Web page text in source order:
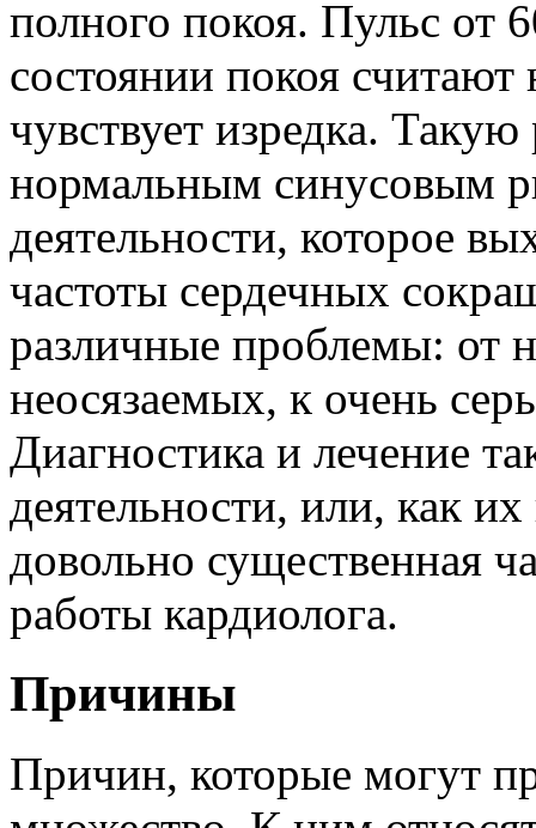
полного покоя. Пульс от
состоянии покоя
чувствует изредка.
нормальным синусовым
деятельности, которое
частоты сердечных
различные проблемы: от
неосязаемых, к очень
Диагностика и лечение
деятельности, или, как
довольно существенная
работы кардиолога.
Причины
Причин, которые могут